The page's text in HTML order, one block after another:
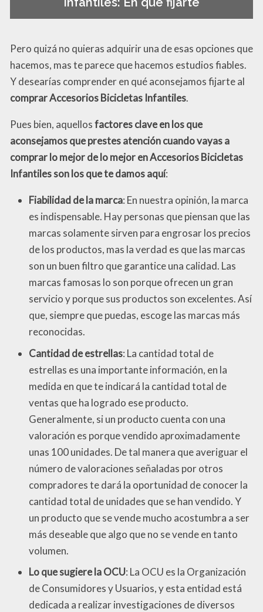
Pero quizá no quieras adquirir una de esas opciones que
hacemos, mas te parece que hacemos estudios fiables.
Y desearías comprender en qué aconsejamos fijarte al
comprar Accesorios Bicicletas Infantiles.
Pues bien, aquellosfactores clave en los que
aconsejamos que prestes atención cuando vayas a
comprar lo mejor de lo mejor en Accesorios Bicicletas
Infantiles son los que te damos aquí:
Fiabilidad de la marca: En nuestra opinión, la marca
es indispensable. Hay personas que piensan que las
marcas solamente sirven para engrosar los precios
de los productos, mas la verdad es que las marcas
son un buen filtro que garantice una calidad. Las
marcas famosas lo son porque ofrecen un gran
servicio y porque sus productos son excelentes. Así
que, siempre que puedas, escoge las marcas más
reconocidas.
Cantidad de estrellas: La cantidad total de
estrellas es una importante información, en la
medida en que te indicará la cantidad total de
ventas que ha logrado ese producto.
Generalmente, si un producto cuenta con una
valoración es porque vendido aproximadamente
unas 100 unidades. De tal manera que averiguar el
número de valoraciones señaladas por otros
compradores te dará la oportunidad de conocer la
cantidad total de unidades que se han vendido. Y
un producto que se vende mucho acostumbra a ser
más deseable que algo que no se vende en tanto
volumen.
Lo que sugiere la OCU: La OCU es la Organización
de Consumidores y Usuarios, y esta entidad está
dedicada a realizar investigaciones de diversos